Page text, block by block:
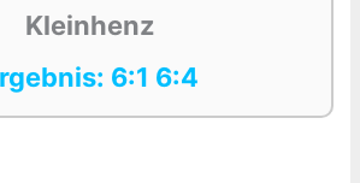
Kleinhenz
6:1 6:4